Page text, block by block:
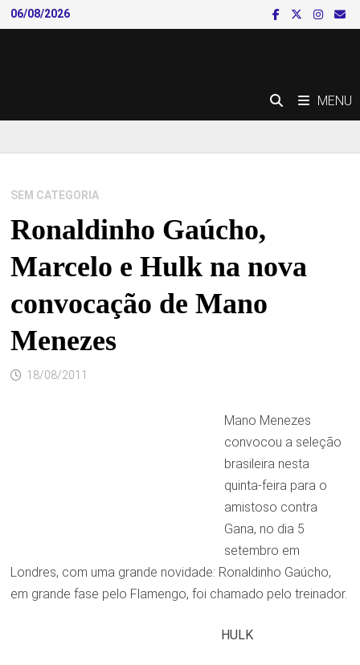
Skip
to
06/08/2026
MENU
SEM CATEGORIA
Ronaldinho Gaúcho,
Marcelo e Hulk na nova
convocação de Mano
Menezes
18/08/2011
Mano Menezes
convocou a seleção
brasileira nesta
quinta-feira para o
amistoso contra
Gana, no dia 5
setembro em
Londres, com uma grande novidade: Ronaldinho Gaúcho,
em grande fase pelo Flamengo, foi chamado pelo treinador.
HULK